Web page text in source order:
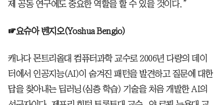
제 공동 연구에도 중요한 역할을 할 수 있을 것이다.”
☞요슈아 벤지오(Yoshua Bengio)
캐나다 몬트리올대 컴퓨터과학 교수로 2006년 다량의 데이
터에서 인공지능(AI)이 숨겨진 패턴을 발견하고 질문에 대한
답을 찾아내는 딥러닝(심층 학습) 기술을 처음 개발한 AI의